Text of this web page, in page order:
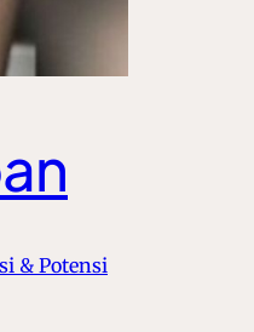
& Potensi